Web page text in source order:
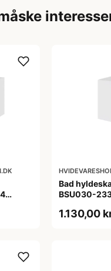
Bad
BSU030-
1.130,00